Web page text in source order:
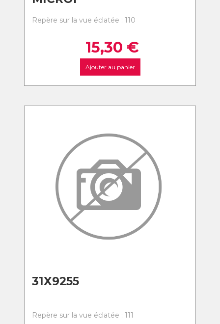
Repère sur la vue éclatée : 110
15,30 €
Ajouter au panier
31X9255
Repère sur la vue éclatée : 111